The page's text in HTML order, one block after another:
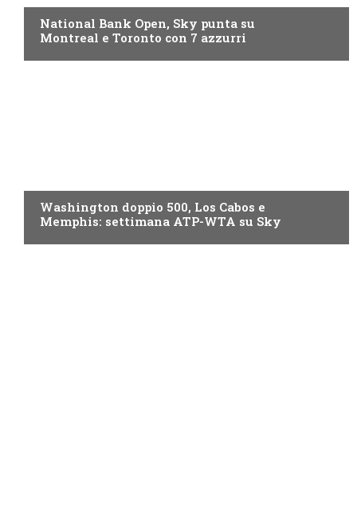
National Bank Open, Sky punta su
Montreal e Toronto con 7 azzurri
Washington doppio 500, Los Cabos e
Memphis: settimana ATP-WTA su Sky